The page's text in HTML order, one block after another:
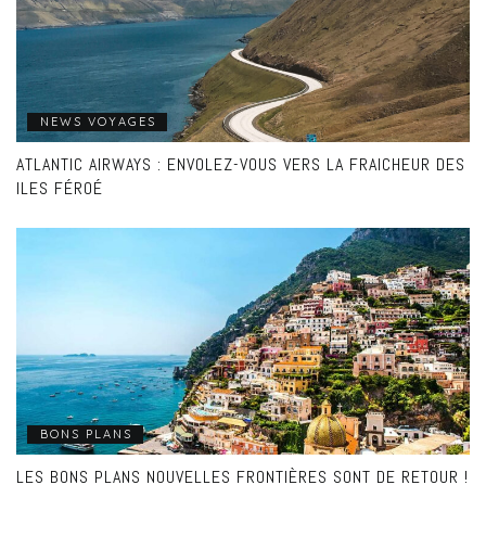
NEWS VOYAGES
ATLANTIC AIRWAYS : ENVOLEZ-VOUS VERS LA FRAICHEUR DES
ILES FÉROÉ
BONS PLANS
LES BONS PLANS NOUVELLES FRONTIÈRES SONT DE RETOUR !